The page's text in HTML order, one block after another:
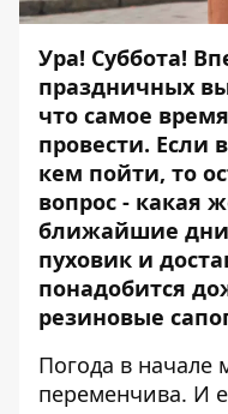
Ура! Суббота!
праздничных
что самое
провести. Если
кем пойти, то
вопрос - какая
ближайшие
пуховик и
понадобится
резиновые
Погода в начале
переменчива. И